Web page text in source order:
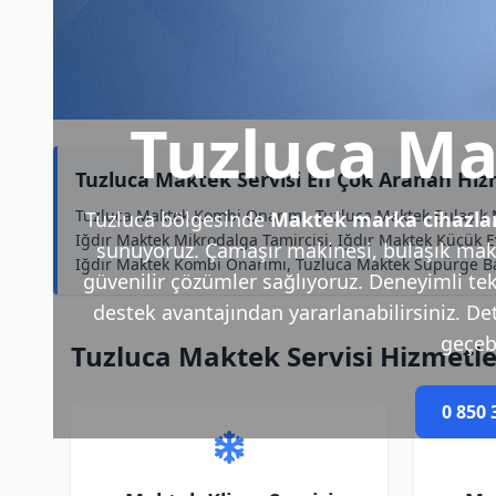
Tuzluca
Tuzluca bölgesindeMaktek marka
sunuyoruz. Çamaşır makinesi, bulaşık
güvenilir çözümler sağlıyoruz. Deneyimli
destek avantajından yararlanabilirsiniz.
0 850
Tuzluca Maktek Servisi En Çok Aranan
Tuzluca Maktek Kombi Onarımı, Tuzluca Maktek
Iğdır Maktek Mikrodalga Tamircisi, Iğdır Maktek Küçük
Iğdır Maktek Kombi Onarımı, Tuzluca Maktek Süpürge
Tuzluca Maktek Servisi